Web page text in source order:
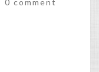
0 comment